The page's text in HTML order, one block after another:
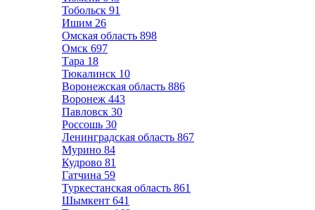
Тобольск 91
Ишим 26
Омская область 898
Омск 697
Тара 18
Тюкалинск 10
Воронежская область 886
Воронеж 443
Павловск 30
Россошь 30
Ленинградская область 867
Мурино 84
Кудрово 81
Гатчина 59
Туркестанская область 861
Шымкент 641